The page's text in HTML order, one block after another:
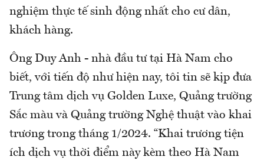
nghiệm thực tế sinh động nhất cho cư dân,
khách hàng.
Ông Duy Anh - nhà đầu tư tại Hà Nam cho
biết, với tiến độ như hiện nay, tôi tin sẽ kịp đưa
Trung tâm dịch vụ Golden Luxe, Quảng trường
Sắc màu và Quảng trường Nghệ thuật vào khai
trương trong tháng 1/2024. “Khai trương tiện
ích dịch vụ thời điểm này kèm theo Hà Nam